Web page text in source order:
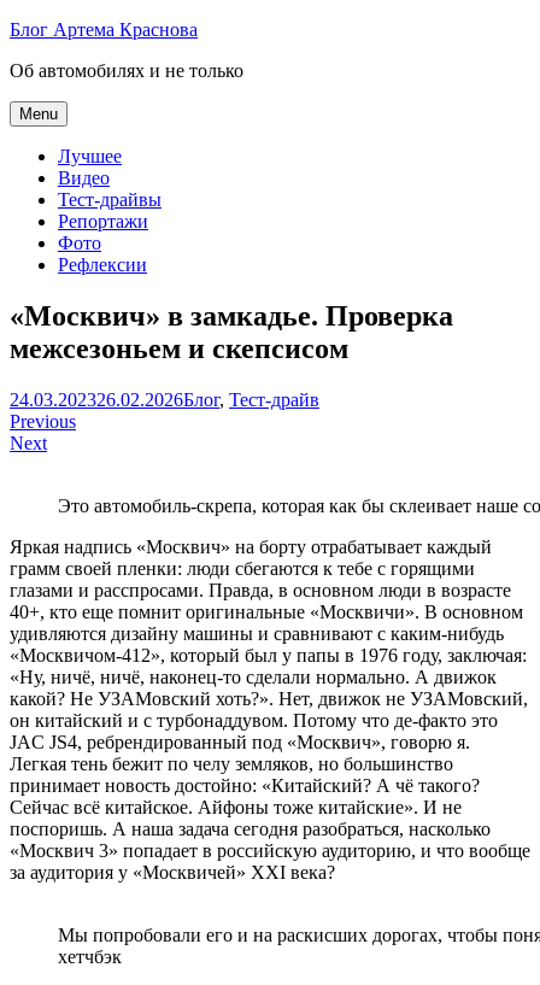
Skip
content
Блог Артема Краснова
Об автомобилях и не только
Menu
Лучшее
Видео
Тест-драйвы
Репортажи
Фото
Рефлексии
«Москвич» в замкадье. Проверка
межсезоньем и скепсисом
Артем
Краснов
24.03.202326.02.2026Блог, Тест-драйв
Навигация
по
Previous
Next
Это автомобиль-скрепа, которая как бы склеивает наше
Яркая надпись «Москвич» на борту отрабатывает каждый
грамм своей пленки: люди сбегаются к тебе с горящими
глазами и расспросами. Правда, в основном люди в возрасте
40+, кто еще помнит оригинальные «Москвичи». В основном
удивляются дизайну машины и сравнивают с каким-нибудь
«Москвичом-412», который был у папы в 1976 году, заключая:
«Ну, ничё, ничё, наконец-то сделали нормально. А движок
какой? Не УЗАМовский хоть?». Нет, движок не УЗАМовский,
он китайский и с турбонаддувом. Потому что де-факто это
JAC JS4, ребрендированный под «Москвич», говорю я.
Легкая тень бежит по челу земляков, но большинство
принимает новость достойно: «Китайский? А чё такого?
Сейчас всё китайское. Айфоны тоже китайские». И не
поспоришь. А наша задача сегодня разобраться, насколько
«Москвич 3» попадает в российскую аудиторию, и что вообще
за аудитория у «Москвичей» XXI века?
Мы попробовали его и на раскисших дорогах, чтобы
хетчбэк